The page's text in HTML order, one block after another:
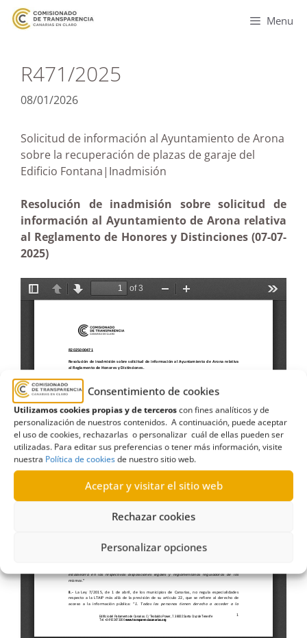
Consentimiento de cookies
Utilizamos cookies propias y de terceroscon fines analíticos y de
personalización de nuestros contenidos. A continuación, puede aceptar
el uso de cookies, rechazarlas o personalizar cuál de ellas pueden ser
utilizadas. Para editar sus preferencias o tener más información, visite
nuestra Política de cookiesde nuestro sitio web.
Aceptar y visitar el sitio web
Rechazar cookies
Personalizar opciones
Menu
R471/2025
08/01/2026
Solicitud de información al Ayuntamiento de Arona
sobre la recuperación de plazas de garaje del
Edificio Fontana|Inadmisión
Resolución de inadmisión sobre solicitud de
información al Ayuntamiento de Arona relativa
al Reglamento de Honores y Distinciones (07-07-
2025)